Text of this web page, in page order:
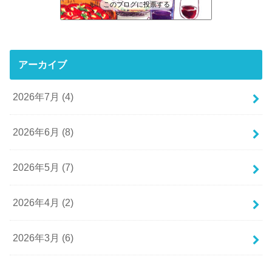
このブログに投票する
アーカイブ
2026年7月 (4)
2026年6月 (8)
2026年5月 (7)
2026年4月 (2)
2026年3月 (6)